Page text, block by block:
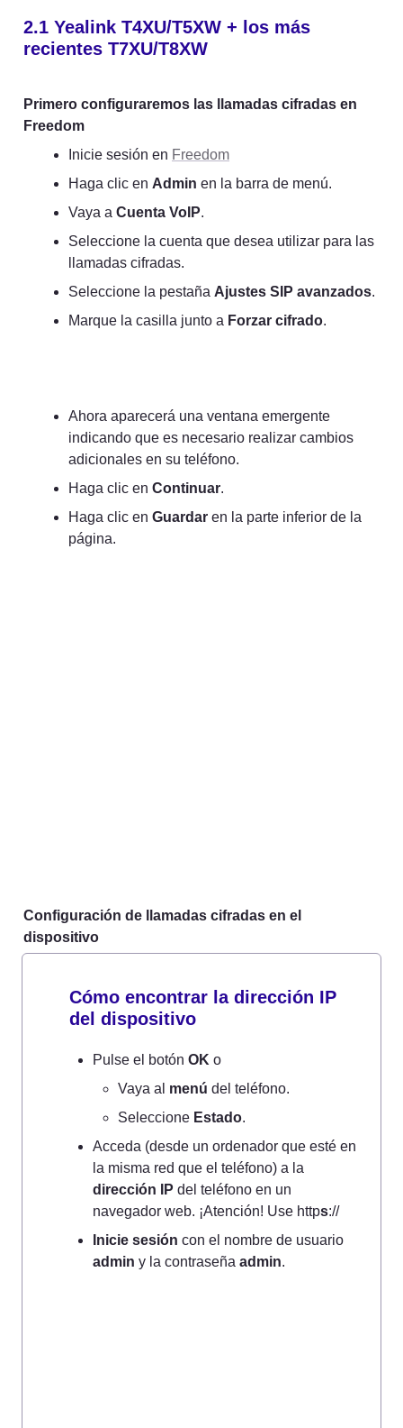
2.1 Yealink T4XU/T5XW + los más
recientes T7XU/T8XW
Primero configuraremos las llamadas cifradas en
Freedom
Inicie sesión en Freedom
Haga clic en Admin en la barra de menú.
Vaya a Cuenta VoIP.
Seleccione la cuenta que desea utilizar para las
llamadas cifradas.
Seleccione la pestaña Ajustes SIP avanzados.
Marque la casilla junto a Forzar cifrado.
Ahora aparecerá una ventana emergente
indicando que es necesario realizar cambios
adicionales en su teléfono.
Haga clic en Continuar.
Haga clic en Guardar en la parte inferior de la
página.
Configuración de llamadas cifradas en el
dispositivo
Cómo encontrar la dirección IP
del dispositivo
Pulse el botón OK o
Vaya al menú del teléfono.
Seleccione Estado.
Acceda (desde un ordenador que esté en
dirección IP del teléfono en un
navegador web. ¡Atención! Use https://
Inicie sesión
admin y la contraseña admin.